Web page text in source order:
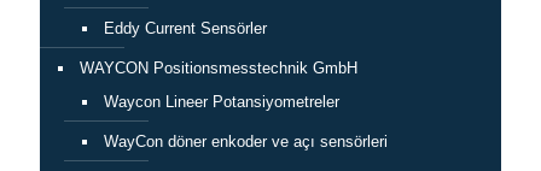
Eddy Current Sensörler
WAYCON Positionsmesstechnik GmbH
Waycon Lineer Potansiyometreler
WayCon döner enkoder ve açı sensörleri